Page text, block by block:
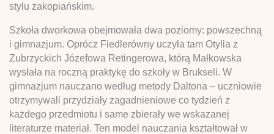
stylu zakopiańskim.
Szkoła dworkowa obejmowała dwa poziomy: powszechną
i gimnazjum. Oprócz Fiedlerówny uczyła tam Otylia z
Zubrzyckich Józefowa Retingerowa, którą Małkowska
wysłała na roczną praktykę do szkoły w Brukseli. W
gimnazjum nauczano według metody Daltona – uczniowie
otrzymywali przydziały zagadnieniowe co tydzień z
każdego przedmiotu i same zbierały we wskazanej
literaturze materiał. Ten model nauczania kształtował w